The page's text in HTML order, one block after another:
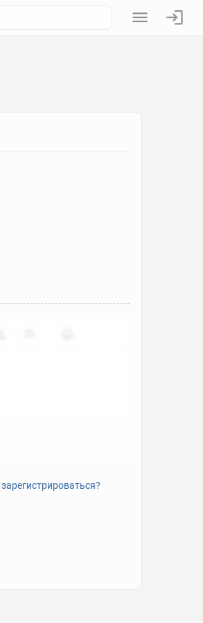
зарегистрироваться?